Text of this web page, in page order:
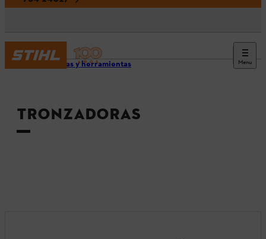
Menu
Máquinas y herramientas
TRONZADORAS